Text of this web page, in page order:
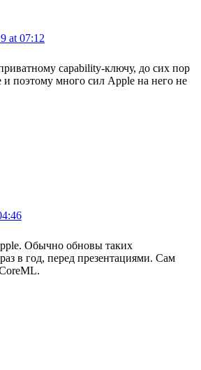
at 07:12
capability-ключу, до сих пор
и поэтому много сил Apple на него не
Обычно обновы таких
в год, перед презентациями. Сам